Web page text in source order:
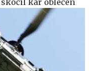
skočil kar oblečen